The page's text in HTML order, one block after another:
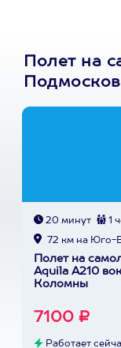
Полет на
20 минут 1
72 км на Юго-
Полет на
Aquila A210
Коломны
7100 ₽
Работает